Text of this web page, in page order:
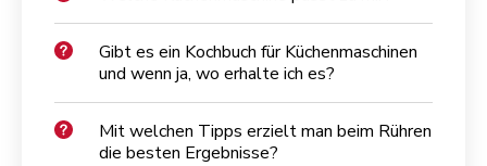
Gibt es ein Kochbuch für Küchenmaschinen
und wenn ja, wo erhalte ich es?
Mit welchen Tipps erzielt man beim Rühren
die besten Ergebnisse?